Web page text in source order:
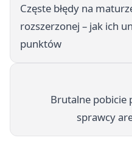
Częste błędy na
rozszerzonej – jak ich
punktów
Brutalne pobicie
sprawcy